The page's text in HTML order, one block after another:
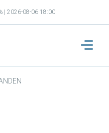
| 2026-08-06 18:00